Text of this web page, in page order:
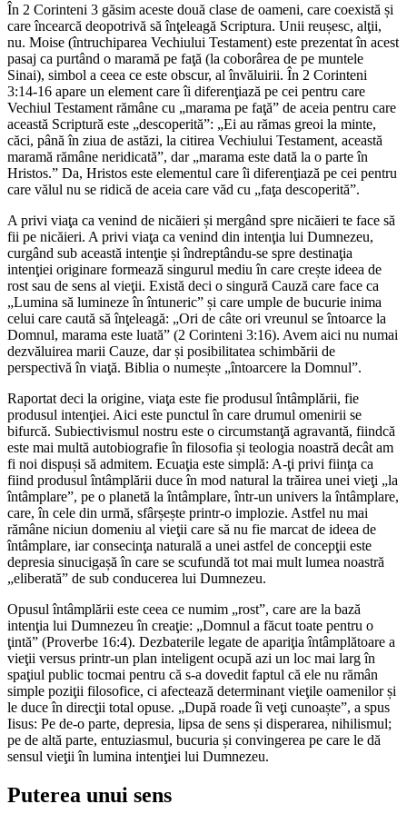
În 2 Corinteni 3 găsim aceste două clase de oameni, care coexistă și
care încearcă deopotrivă să înţeleagă Scriptura. Unii reușesc, alţii,
nu. Moise (întruchiparea Vechiului Testament) este prezentat în acest
pasaj ca purtând o maramă pe faţă (la coborârea de pe muntele
Sinai), simbol a ceea ce este obscur, al învăluirii. În 2 Corinteni
3:14-16 apare un element care îi diferenţiază pe cei pentru care
Vechiul Testament rămâne cu „marama pe faţă” de aceia pentru care
această Scriptură este „descoperită”: „Ei au rămas greoi la minte,
căci, până în ziua de astăzi, la citirea Vechiului Testament, această
maramă rămâne neridicată”, dar „marama este dată la o parte în
Hristos.” Da, Hristos este elementul care îi diferenţiază pe cei pentru
care vălul nu se ridică de aceia care văd cu „faţa descoperită”.
A privi viaţa ca venind de nicăieri și mergând spre nicăieri te face să
fii pe nicăieri. A privi viaţa ca venind din intenţia lui Dumnezeu,
curgând sub această intenţie și îndreptându-se spre destinaţia
intenţiei originare formează singurul mediu în care crește ideea de
rost sau de sens al vieţii. Există deci o singură Cauză care face ca
„Lumina să lumineze în întuneric” și care umple de bucurie inima
celui care caută să înţeleagă: „Ori de câte ori vreunul se întoarce la
Domnul, marama este luată” (2 Corinteni 3:16). Avem aici nu numai
dezvăluirea marii Cauze, dar și posibilitatea schimbării de
perspectivă în viaţă. Biblia o numește „întoarcere la Domnul”.
Raportat deci la origine, viaţa este fie produsul întâmplării, fie
produsul intenţiei. Aici este punctul în care drumul omenirii se
bifurcă. Subiectivismul nostru este o circumstanţă agravantă, fiindcă
este mai multă autobiografie în filosofia și teologia noastră decât am
fi noi dispuși să admitem. Ecuaţia este simplă: A-ţi privi fiinţa ca
fiind produsul întâmplării duce în mod natural la trăirea unei vieţi „la
întâmplare”, pe o planetă la întâmplare, într-un univers la întâmplare,
care, în cele din urmă, sfârșește printr-o implozie. Astfel nu mai
rămâne niciun domeniu al vieţii care să nu fie marcat de ideea de
întâmplare, iar consecinţa naturală a unei astfel de concepţii este
depresia sinucigașă în care se scufundă tot mai mult lumea noastră
„eliberată” de sub conducerea lui Dumnezeu.
Opusul întâmplării este ceea ce numim „rost”, care are la bază
intenţia lui Dumnezeu în creaţie: „Domnul a făcut toate pentru o
ţintă” (Proverbe 16:4). Dezbaterile legate de apariţia întâmplătoare a
vieţii versus printr-un plan inteligent ocupă azi un loc mai larg în
spaţiul public tocmai pentru că s-a dovedit faptul că ele nu rămân
simple poziţii filosofice, ci afectează determinant vieţile oamenilor și
le duce în direcţii total opuse. „După roade îi veţi cunoaște”, a spus
Iisus: Pe de-o parte, depresia, lipsa de sens și disperarea, nihilismul;
pe de altă parte, entuziasmul, bucuria și convingerea pe care le dă
sensul vieţii în lumina intenţiei lui Dumnezeu.
Puterea unui sens